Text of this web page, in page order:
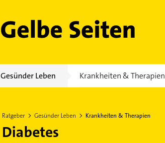
Gelbe Seiten
Gesünder Leben Krankheiten & Therapien
Ratgeber Gesünder Leben Krankheiten & Therapien
Diabetes